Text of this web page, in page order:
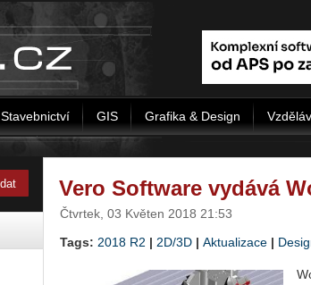
Stavebnictví GIS Grafika & Design
Vero Software vydává
Čtvrtek, 03 Květen 2018 21:53
Tags: 2018 R2 | 2D/3D | Aktualizace |